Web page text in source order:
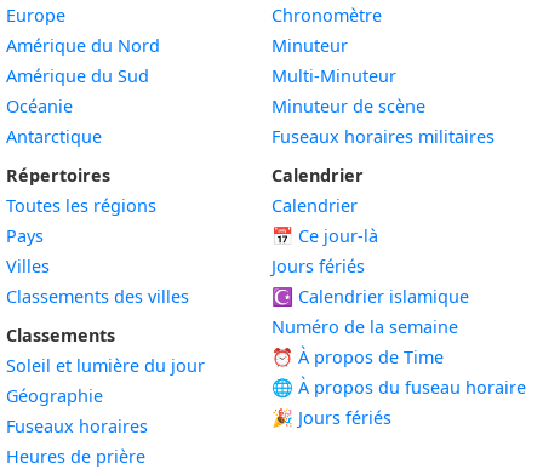
Europe
Amérique du Nord
Amérique du Sud
Océanie
Antarctique
Répertoires
Toutes les régions
Pays
Villes
Classements des villes
Classements
Soleil et lumière du jour
Géographie
Fuseaux horaires
Heures de prière
Chronomètre
Minuteur
Multi-Minuteur
Minuteur de scène
Fuseaux horaires militaires
Calendrier
Calendrier
📅 Ce jour-là
Jours fériés
☪️ Calendrier islamique
Numéro de la semaine
⏰ À propos de Time
🌐 À propos du fuseau horaire
🎉 Jours fériés